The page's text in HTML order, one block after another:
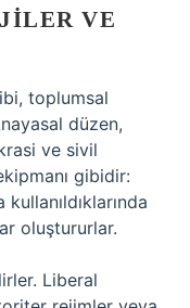
VE
toplumsal
düzen,
ve sivil
gibidir:
oluştururlar.
Liberal